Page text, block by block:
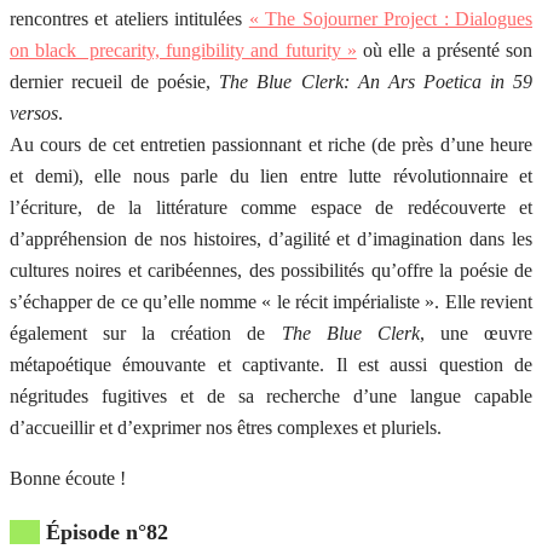
rencontres et ateliers intitulées « The Sojourner Project : Dialogues
on black precarity, fungibility and futurity » où elle a présenté son
dernier recueil de poésie, The Blue Clerk: An Ars Poetica in 59
versos.
Au cours de cet entretien passionnant et riche (de près d’une heure
et demi), elle nous parle du lien entre lutte révolutionnaire et
l’écriture, de la littérature comme espace de redécouverte et
d’appréhension de nos histoires, d’agilité et d’imagination dans les
cultures noires et caribéennes, des possibilités qu’offre la poésie de
s’échapper de ce qu’elle nomme « le récit impérialiste ». Elle revient
également sur la création de The Blue Clerk, une œuvre
métapoétique émouvante et captivante. Il est aussi question de
négritudes fugitives et de sa recherche d’une langue capable
d’accueillir et d’exprimer nos êtres complexes et pluriels.
Bonne écoute !
Épisode n°82